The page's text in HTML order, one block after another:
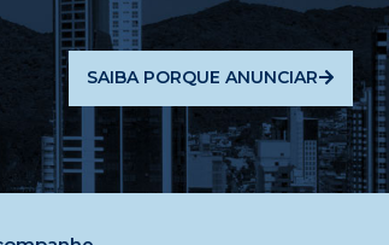
SAIBA PORQUE ANUNCIAR